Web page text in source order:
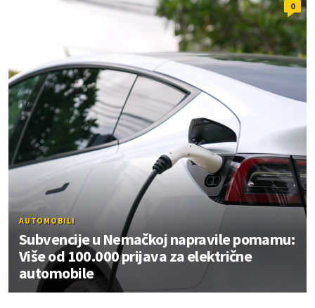
0
AUTOMOBILI
Subvencije u Nemačkoj napravile pomamu:
Više od 100.000 prijava za električne
automobile